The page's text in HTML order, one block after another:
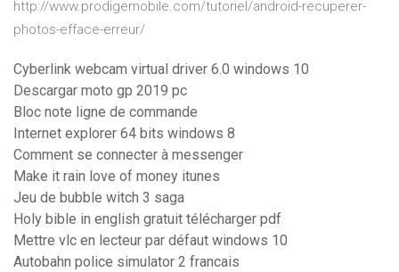
http://www.prodigemobile.com/tutoriel/android-recuperer-
photos-efface-erreur/
Cyberlink webcam virtual driver 6.0 windows 10
Descargar moto gp 2019 pc
Bloc note ligne de commande
Internet explorer 64 bits windows 8
Comment se connecter à messenger
Make it rain love of money itunes
Jeu de bubble witch 3 saga
Holy bible in english gratuit télécharger pdf
Mettre vlc en lecteur par défaut windows 10
Autobahn police simulator 2 francais